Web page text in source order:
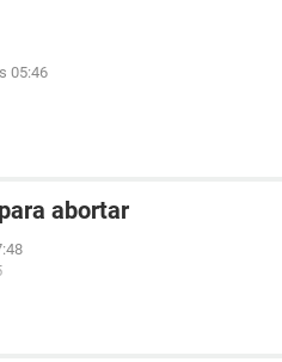
05:46
abortar